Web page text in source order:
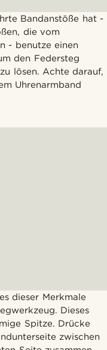
Bandanstöße hat -
die vom
- benutze einen
den Federsteg
lösen. Achte darauf,
Uhrenarmband
dieser Merkmale
Dieses
Spitze. Drücke
zwischen